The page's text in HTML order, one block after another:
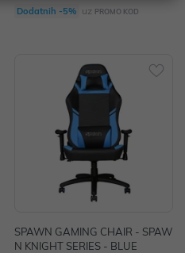
Dodatnih -5% uz PROMO KOD
SPAWN GAMING CHAIR - SPAW
N KNIGHT SERIES - BLUE